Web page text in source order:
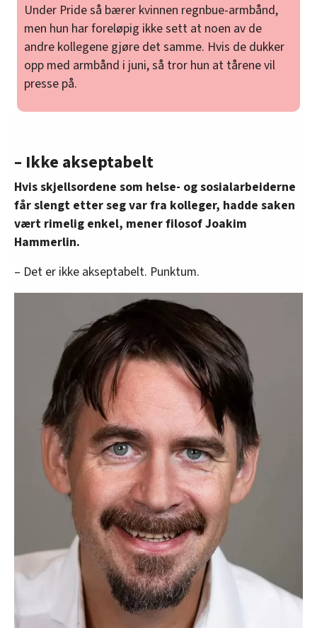
Under Pride så bærer kvinnen regnbue-armbånd,
men hun har foreløpig ikke sett at noen av de
andre kollegene gjøre det samme. Hvis de dukker
opp med armbånd i juni, så tror hun at tårene vil
presse på.
– Ikke akseptabelt
Hvis skjellsordene som helse- og sosialarbeiderne
får slengt etter seg var fra kolleger, hadde saken
vært rimelig enkel, mener filosof Joakim
Hammerlin.
– Det er ikke akseptabelt. Punktum.